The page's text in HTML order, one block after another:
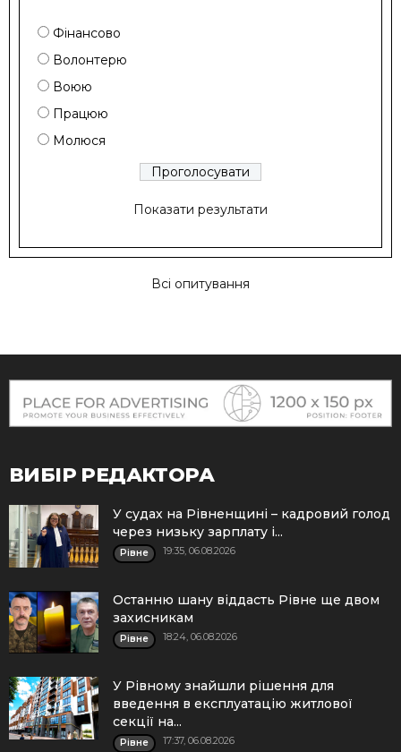
Фінансово
Волонтерю
Воюю
Працюю
Молюся
Показати результати
Всі опитування
ВИБІР РЕДАКТОРА
У судах на Рівненщині – кадровий голод
через низьку зарплату і...
Рівне 19:35, 06.08.2026
Останню шану віддасть Рівне ще двом
захисникам
Рівне 18:24, 06.08.2026
У Рівному знайшли рішення для
введення в експлуатацію житлової
секції на...
Рівне 17:37, 06.08.2026